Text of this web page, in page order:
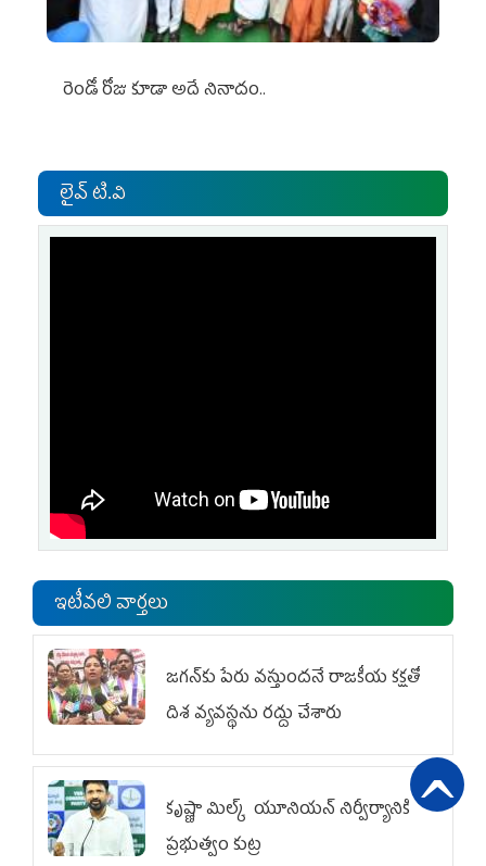
రెండో రోజు కూడా అదే నినాదం..
లైవ్ టి.వి
ఇటీవలి వార్తలు
జగన్‌కు పేరు వస్తుందనే రాజకీయ కక్షతో
దిశ వ్య‌వ‌స్థ‌ను రద్దు చేశారు
కృష్ణా మిల్క్‌ యూనియన్‌ నిర్వీర్యానికి
ప్రభుత్వం కుట్ర